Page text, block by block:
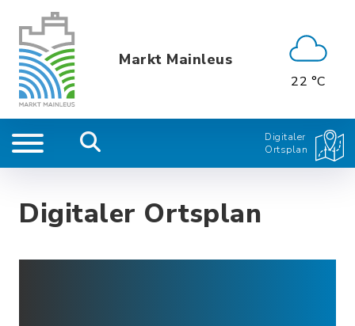
Markt Mainleus
22 °C
Digitaler
Ortsplan
Digitaler Ortsplan